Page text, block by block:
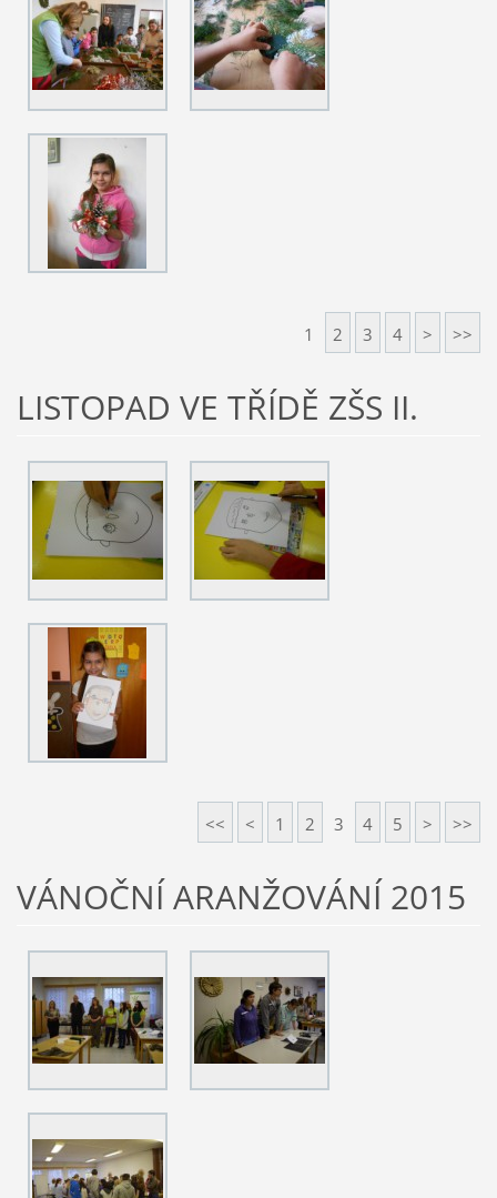
1 2 3 4 > >>
LISTOPAD VE TŘÍDĚ ZŠS II.
<< < 1 2 3 4 5 > >>
VÁNOČNÍ ARANŽOVÁNÍ 2015